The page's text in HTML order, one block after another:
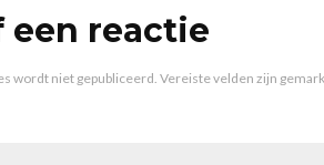
een reactie
wordt niet gepubliceerd. Vereiste velden zijn